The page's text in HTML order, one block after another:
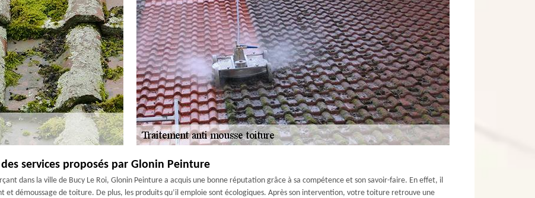
services proposés par Glonin Peinture
dans la ville de Bucy Le Roi, Glonin Peinture a acquis une bonne réputation grâce à sa compétence et son savoir-faire. En effet, il
et démoussage de toiture. De plus, les produits qu’il emploie sont écologiques. Après son intervention, votre toiture retrouve une